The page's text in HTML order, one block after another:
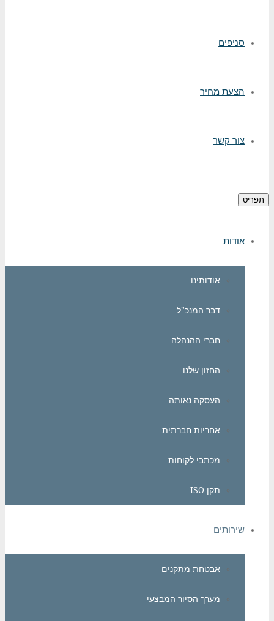
סניפים
הצעת מחיר
צור קשר
תפריט
אודות
אודותינו
דבר המנכ"ל
חברי ההנהלה
החזון שלנו
העסקה נאותה
אחריות חברתית
מכתבי לקוחות
תקן ISO
שירותים
אבטחת מתקנים
מערך הסיור המבצעי